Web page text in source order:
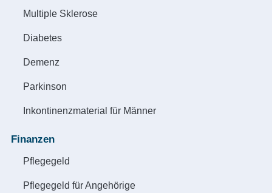
Multiple Sklerose
Diabetes
Demenz
Parkinson
Inkontinenzmaterial für Männer
Finanzen
Pflegegeld
Pflegegeld für Angehörige